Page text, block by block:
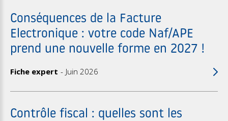
Conséquences de la Facture
Electronique : votre code Naf/APE
prend une nouvelle forme en 2027 !
Fiche expert Juin 2026
Contrôle fiscal : quelles sont les